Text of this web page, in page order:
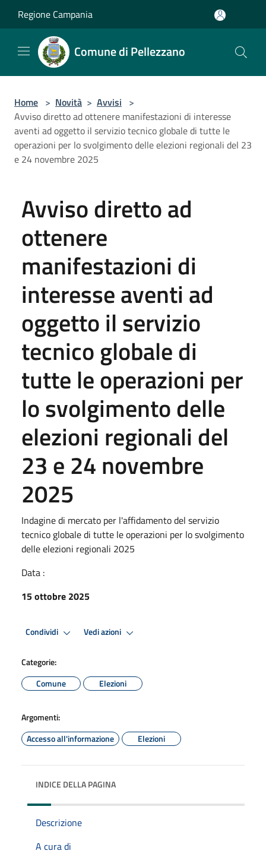
Regione Campania
Comune di Pellezzano
Home > Novità > Avvisi >
Avviso diretto ad ottenere manifestazioni di interesse
aventi ad oggetto il servizio tecnico globale di tutte le
operazioni per lo svolgimento delle elezioni regionali del 23
e 24 novembre 2025
Avviso diretto ad
ottenere
manifestazioni di
interesse aventi ad
oggetto il servizio
tecnico globale di
tutte le operazioni per
lo svolgimento delle
elezioni regionali del
23 e 24 novembre
2025
Indagine di mercato per l'affidamento del servizio
tecnico globale di tutte le operazioni per lo svolgimento
delle elezioni regionali 2025
Data :
15 ottobre 2025
Condividi Vedi azioni
Categorie:
Comune
Elezioni
Argomenti:
Accesso all'informazione
Elezioni
INDICE DELLA PAGINA
Descrizione
A cura di